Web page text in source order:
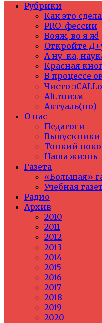
Рубрики
Как это
PRO-фессии
Вояж, во я ж!
Откройте
А ну-ка,
Красная
В процессе
Чисто
Alt.ruизм
Актуаль(но)
О нас
Педагоги
Выпускники
Тонкий
Наша жизнь
Газета
«Большая»
Учебная
Радио
Архив
2010
2011
2012
2013
2014
2015
2016
2017
2018
2019
2020